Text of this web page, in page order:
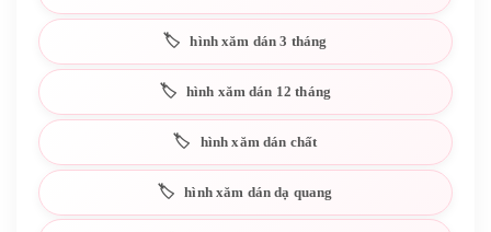
hình xăm dán 3 tháng
hình xăm dán 12 tháng
hình xăm dán chất
hình xăm dán dạ quang